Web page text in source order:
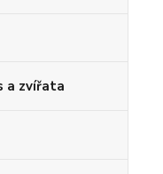
a zvířata